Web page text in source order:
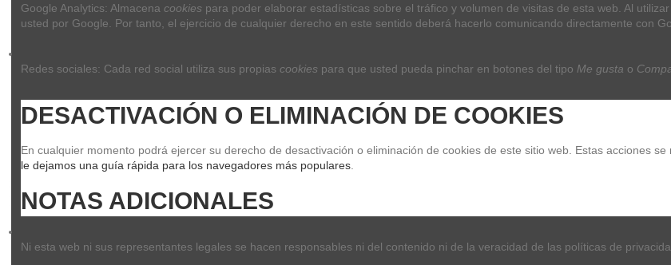
Google Analytics: Almacena cookies para poder elaborar estadísticas sobre el tráfico y volumen de visitas de esta web. Al
usted por Google. Por tanto, el ejercicio de cualquier derecho en este sentido deberá hacerlo comunicando directamente con
Redes sociales: Cada red social utiliza sus propias cookies para que usted pueda pinchar en botones del tipo Me gusta o
DESACTIVACIÓN O ELIMINACIÓN DE COOKIES
En cualquier momento podrá ejercer su derecho de desactivación o eliminación de cookies de este sitio web. Estas acciones
le dejamos una guía rápida para los navegadores más populares
NOTAS ADICIONALES
Ni esta web ni sus representantes legales se hacen responsables ni del contenido ni de la veracidad de las políticas de